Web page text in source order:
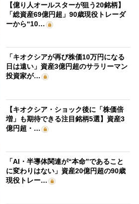
【億り人オールスターが狙う20銘柄】
「総資産69億円超」90歳現役トレーダ
ーから“10…
「キオクシアが再び株価10万円になる
日は遠い」資産3億円超のサラリーマン
投資家が…
【キオクシア・ショック後に「株価倍
増」も期待できる注目銘柄5選】資産3
億円超・…
「AI・半導体関連が“本命”であること
に変わりはない」資産20億円超の90歳
現役トレー…